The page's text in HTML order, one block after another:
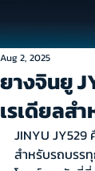
ยางจินยู
เรเดียลส
Aug 2, 2025
JINYU JY529
สำหรับรถบร